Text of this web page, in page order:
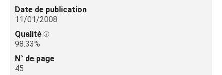
Date de publication
11/01/2008
Qualité
98.33%
N° de page
45